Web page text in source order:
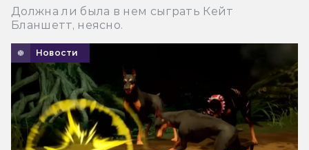
Должна ли была в нем сыграть Кейт
Бланшетт, неясно.
Новости